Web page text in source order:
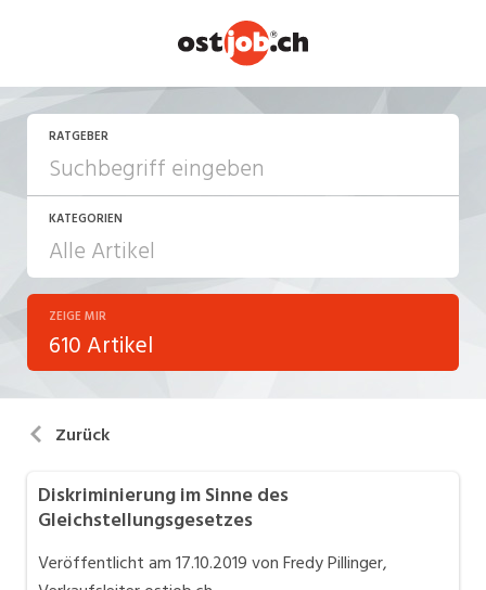
RATGEBER
KATEGORIEN
Arbeiten in der Schweiz
Arbeitsalltag
Bewerbung
ZEIGE MIR
610 Artikel
Zurück
Diskriminierung im Sinne des
Gleichstellungsgesetzes
Veröffentlicht am17.10.2019von Fredy Pillinger,